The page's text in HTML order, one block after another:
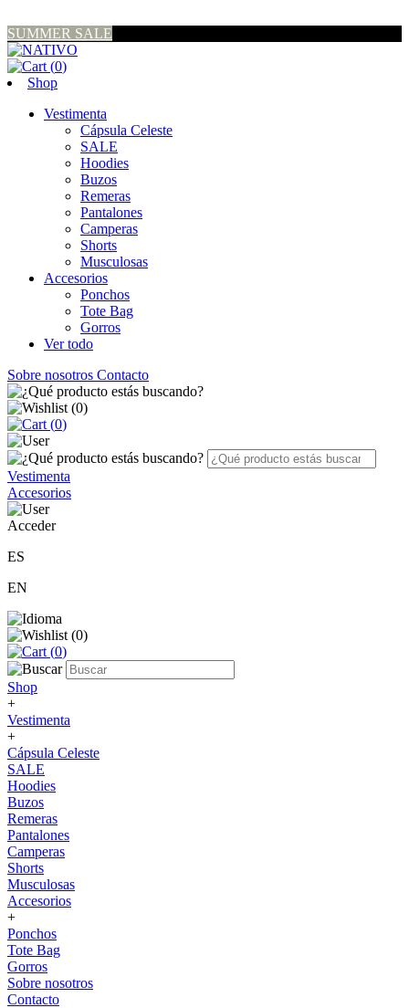
SUMMER SALE
(0)
Shop
Vestimenta
Cápsula Celeste
SALE
Hoodies
Buzos
Remeras
Pantalones
Camperas
Shorts
Musculosas
Accesorios
Ponchos
Tote Bag
Gorros
Ver todo
Sobre nosotros Contacto
(0)
(0)
Vestimenta
Accesorios
Acceder
ES
EN
(0)
(0)
Shop
+
Vestimenta
+
Cápsula Celeste
SALE
Hoodies
Buzos
Remeras
Pantalones
Camperas
Shorts
Musculosas
Accesorios
+
Ponchos
Tote Bag
Gorros
Sobre nosotros
Contacto